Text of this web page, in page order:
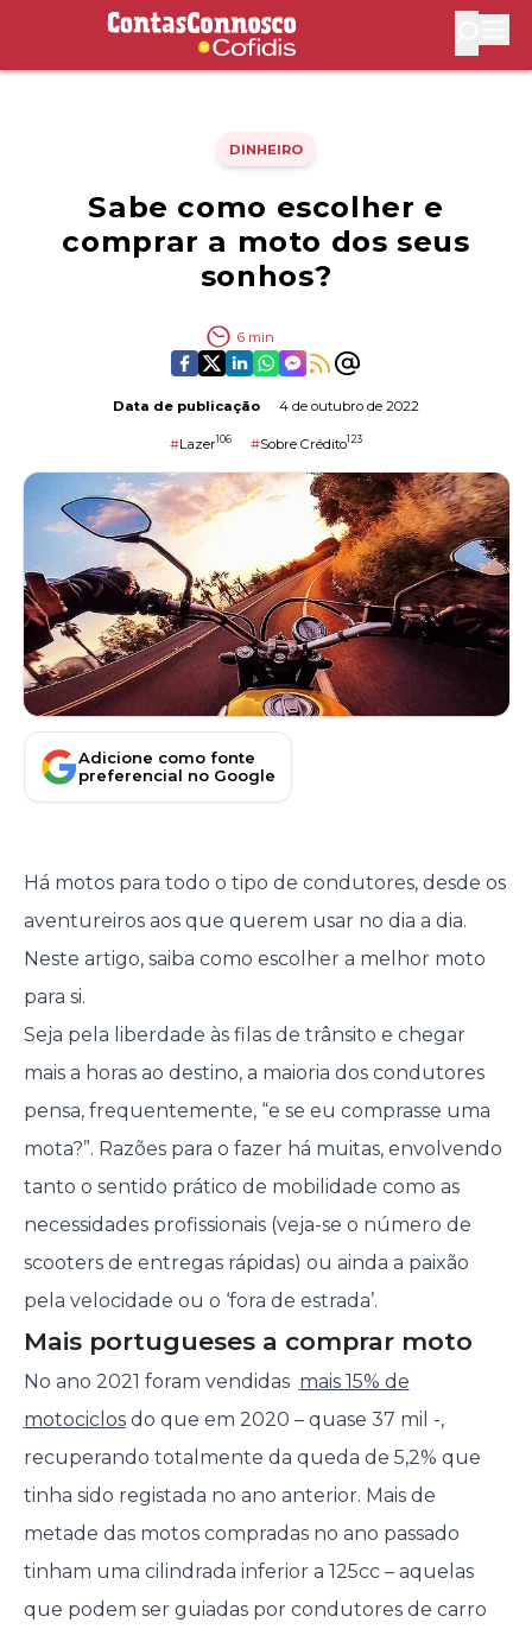
Contas Connosco by Cofidis
DINHEIRO
Sabe como escolher e
comprar a moto dos seus
sonhos?
6 min
Data de publicação 4 de outubro de 2022
#Lazer106 #Sobre Crédito123
Adicione como fonte
preferencial no Google
Há motos para todo o tipo de condutores, desde os
aventureiros aos que querem usar no dia a dia.
Neste artigo, saiba como escolher a melhor moto
para si.
Seja pela liberdade às filas de trânsito e chegar
mais a horas ao destino, a maioria dos condutores
pensa, frequentemente, “e se eu comprasse uma
mota?”. Razões para o fazer há muitas, envolvendo
tanto o sentido prático de mobilidade como as
necessidades profissionais (veja-se o número de
scooters de entregas rápidas) ou ainda a paixão
pela velocidade ou o ‘fora de estrada’.
Mais portugueses a comprar moto
No ano 2021 foram vendidas mais 15% de
motociclosdo que em 2020 – quase 37 mil -,
recuperando totalmente da queda de 5,2% que
tinha sido registada no ano anterior. Mais de
metade das motos compradas no ano passado
tinham uma cilindrada inferior a 125cc – aquelas
que podem ser guiadas por condutores de carro